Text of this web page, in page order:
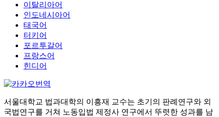
이탈리아어
인도네시아어
태국어
터키어
포르투갈어
프랑스어
힌디어
서울대학교 법과대학의 이흥재 교수는 초기의 판례연구와 외
국법연구를 거쳐 노동입법 제정사 연구에서 뚜렷한 성과를 남